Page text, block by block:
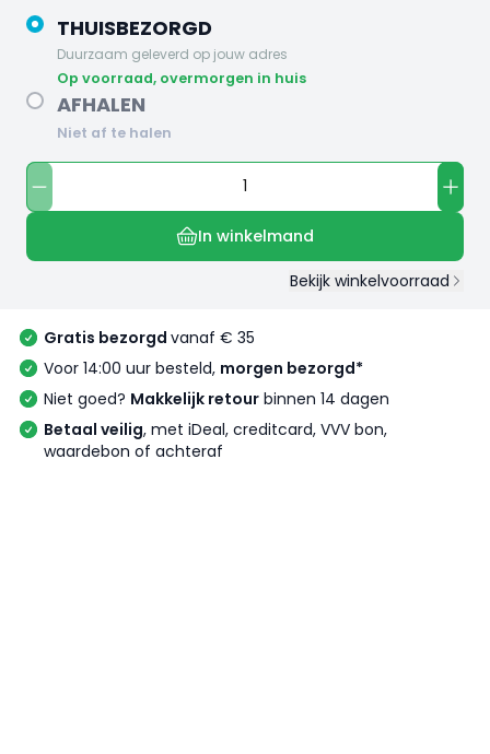
THUISBEZORGD
Duurzaam geleverd op jouw adres
op voorraad, overmorgen in huis
AFHALEN
Niet af te halen
In winkelmand
Bekijk winkelvoorraad
Gratis bezorgd vanaf € 35
Voor 14:00 uur besteld, morgen bezorgd*
Niet goed? Makkelijk retour binnen 14 dagen
Betaal veilig, met iDeal, creditcard, VVV bon,
waardebon of achteraf